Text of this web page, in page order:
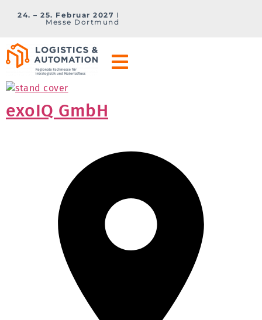
24. – 25. Februar 2027 I
Messe Dortmund
exoIQ GmbH